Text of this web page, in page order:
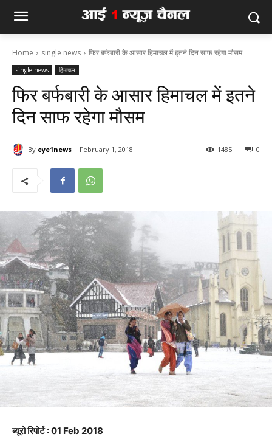
Home single news फिर बर्फबारी के आसार हिमाचल में इतने दिन साफ रहेगा मौसम
single news हिमाचल
फिर बर्फबारी के आसार हिमाचल में इतने
दिन साफ रहेगा मौसम
By eye1news February 1, 2018 0
1485
ब्यूरोरिपोर्ट : 01 Feb 2018